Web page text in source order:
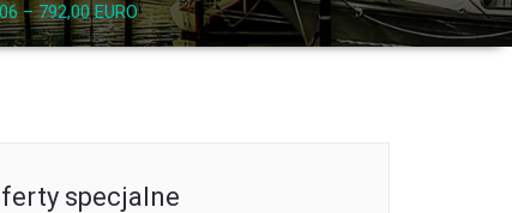
– 792,00 EURO
specjalne